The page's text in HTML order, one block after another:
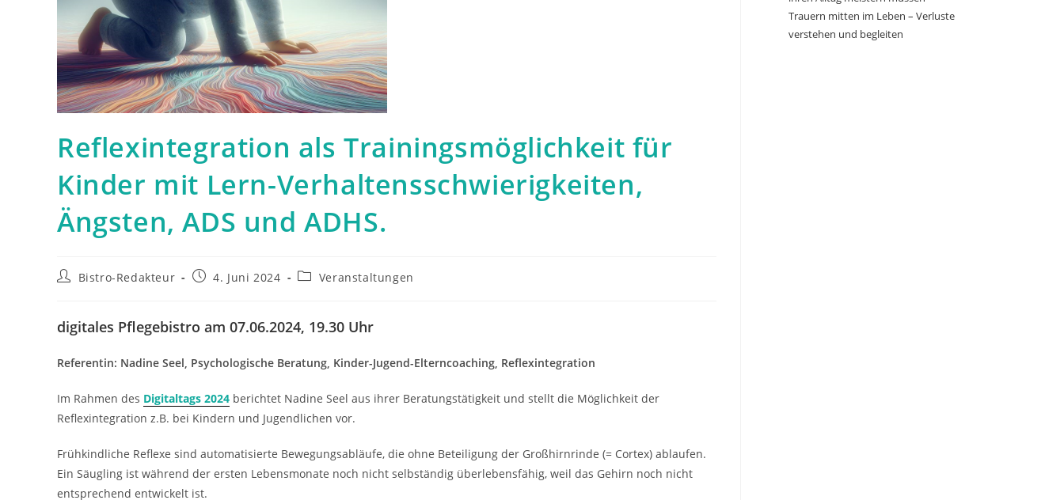
Reflexintegration als Trainingsmöglichkeit für
Kinder mit Lern-Verhaltensschwierigkeiten,
Ängsten, ADS und ADHS.
Beitrags-
Bistro-Redakteur
Beitrag4. Juni 2024
Beitrags-
Veranstaltungen
digitales Pflegebistro am 07.06.2024, 19.30 Uhr
Referentin: Nadine Seel, Psychologische Beratung, Kinder-Jugend-Elterncoaching, Reflexintegration
Im Rahmen des Digitaltags 2024 berichtet Nadine Seel aus ihrer Beratungstätigkeit und stellt die Möglichkeit der
Reflexintegration z.B. bei Kindern und Jugendlichen vor.
Frühkindliche Reflexe sind automatisierte Bewegungsabläufe, die ohne Beteiligung der Großhirnrinde (= Cortex) ablaufen.
Ein Säugling ist während der ersten Lebensmonate noch nicht selbständig überlebensfähig, weil das Gehirn noch nicht
entsprechend entwickelt ist.
Trauern mitten im Leben – Verluste
verstehen und begleiten